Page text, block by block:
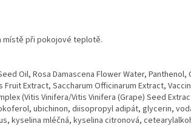
místě při pokojové teplotě.
Oil, Rosa Damascena Flower Water,
Fruit Extract, Saccharum Officinarum Extract,
(Vitis Vinifera/Vitis Vinifera (Grape) Seed
ubichinon, diisopropyl adipát, glycerin,
kyselina mléčná, kyselina citronová,